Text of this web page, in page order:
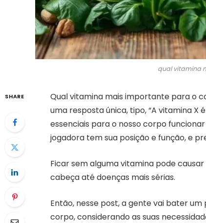
qual vitamina
SHARE
Qual vitamina mais importante para o
uma resposta única, tipo, “A vitamina X
essenciais para o nosso corpo
jogadora tem sua posição e função, e
Ficar sem alguma vitamina pode
cabeça até doenças mais sérias.
Então, nesse post, a gente vai bater
corpo, considerando as suas